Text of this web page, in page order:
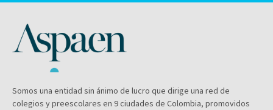
Somos una entidad sin ánimo de lucro que dirige una red de
colegios y preescolares en 9 ciudades de Colombia, promovidos